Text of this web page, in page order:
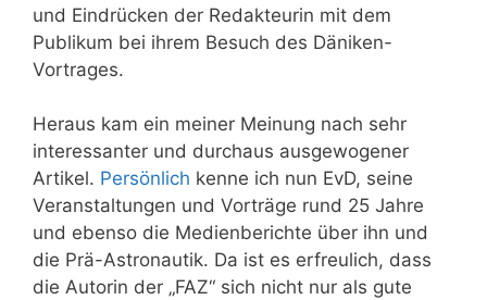
und Eindrücken der Redakteurin mit dem
Publikum bei ihrem Besuch des Däniken-
Vortrages.
Heraus kam ein meiner Meinung nach sehr
interessanter und durchaus ausgewogener
Artikel. Persönlich kenne ich nun EvD, seine
Veranstaltungen und Vorträge rund 25 Jahre
und ebenso die Medienberichte über ihn und
die Prä-Astronautik. Da ist es erfreulich, dass
die Autorin der „FAZ“ sich nicht nur als gute